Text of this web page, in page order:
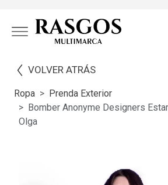
VOLVER ATRÁS
Ropa
Prenda Exterior
Bomber Anonyme Designers
Olga